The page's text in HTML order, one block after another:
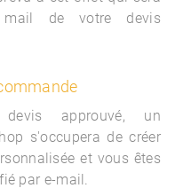
de votre devis
approuvé, un
s'occupera de créer
et vous êtes
par e-mail.